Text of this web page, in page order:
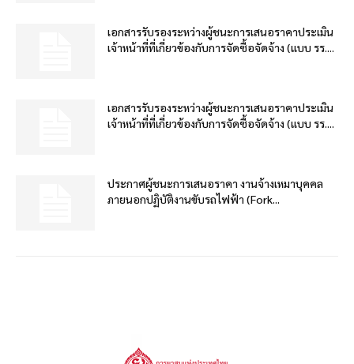
เอกสารรับรองระหว่างผู้ชนะการเสนอราคาประเมิน
เจ้าหน้าที่ที่เกี่ยวข้องกับการจัดซื้อจัดจ้าง (แบบ รร....
เอกสารรับรองระหว่างผู้ชนะการเสนอราคาประเมิน
เจ้าหน้าที่ที่เกี่ยวข้องกับการจัดซื้อจัดจ้าง (แบบ รร....
ประกาศผู้ชนะการเสนอราคา งานจ้างเหมาบุคคล
ภายนอกปฏิบัติงานขับรถไฟฟ้า (Fork...